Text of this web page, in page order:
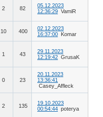
2 82
05.12.2023
12:36:29 VamiR
10 400
02.12.2023
16:37:00
Komar
1 43
29.11.2023
12:19:42 GrusaK
0 23
20.11.2023
13:36:41
Casey_Affleck
2 135
19.10.2023
00:54:44 poterya